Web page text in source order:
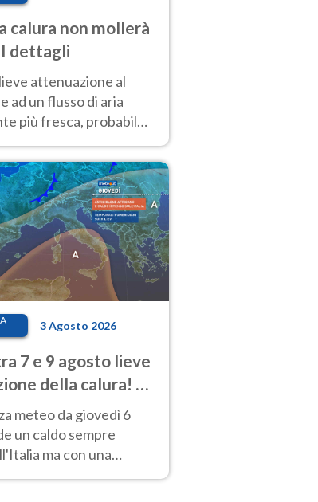
calura non mollerà
I dettagli
attenuazione al
ad un flusso di aria
più fresca, probabile
Ferragosto
3 Agosto 2026
7 e 9 agosto lieve
della calura! Al
temporali
meteo da giovedì 6
un caldo sempre
ma con una
attenuazione tra il 7